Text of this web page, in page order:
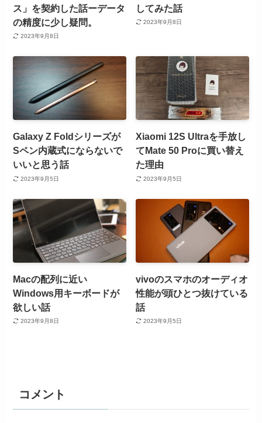
ス」を契約した話ーデータ
の精度に少し疑問。
2023年9月8日
してみた話
2023年9月8日
Galaxy Z Foldシリーズが
Sペン内蔵式にならないで
いいと思う話
2023年9月5日
Xiaomi 12S Ultraを手放し
てMate 50 Proに買い替え
た理由
2023年9月5日
Macの配列に近い
Windows用キーボードが
欲しい話
2023年9月8日
vivoのスマホのオーディオ
性能が頭ひとつ抜けている
話
2023年9月5日
コメント